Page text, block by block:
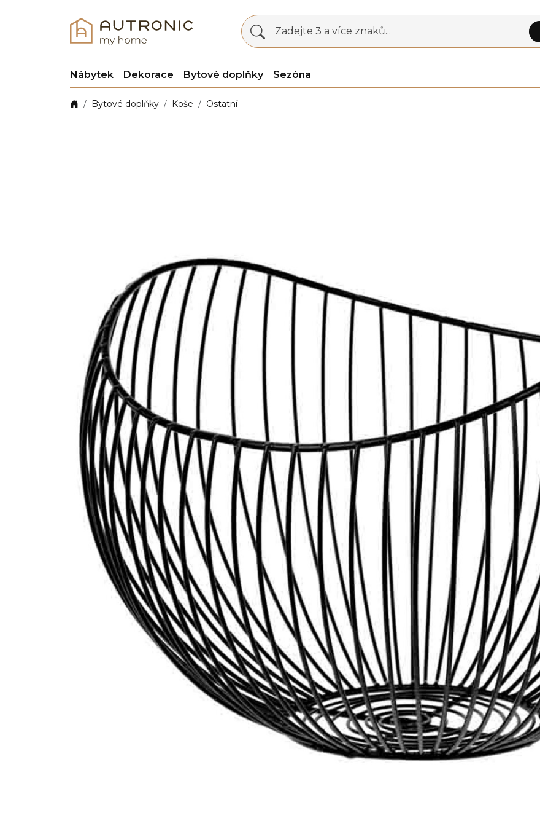
Zadejte 3 a více znaků...
Nábytek Dekorace Bytové doplňky Sezóna
Bytové doplňky Koše Ostatní